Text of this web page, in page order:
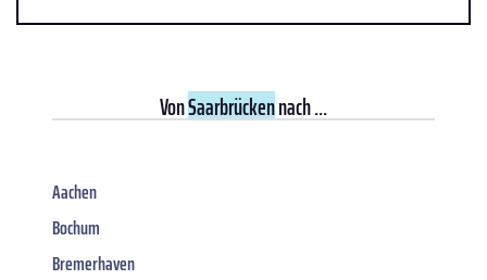
VonSaarbrückennach ...
Aachen
Bochum
Bremerhaven